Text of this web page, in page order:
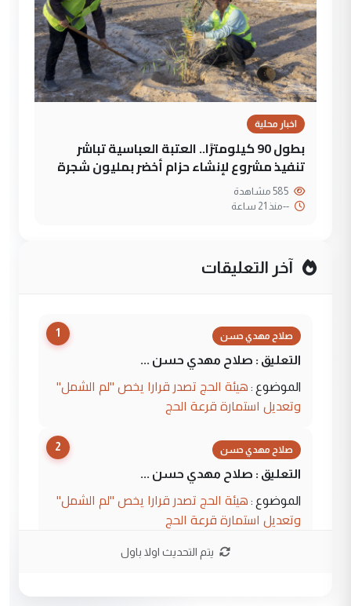
اخبار محلية
بطول 90 كيلومترًا.. العتبة العباسية تباشر
تنفيذ مشروع لإنشاء حزام أخضر بمليون شجرة
--منذ 21 ساعة
آخر التعليقات
1 صلاح مهدي حسن
التعليق : صلاح مهدي حسن ...
الموضوع : هيئة الحج تصدر قرارا يخص "لم الشمل"
وتعديل استمارة قرعة الحج
2 صلاح مهدي حسن
التعليق : صلاح مهدي حسن ...
الموضوع : هيئة الحج تصدر قرارا يخص "لم الشمل"
وتعديل استمارة قرعة الحج
يتم التحديث اولا باول